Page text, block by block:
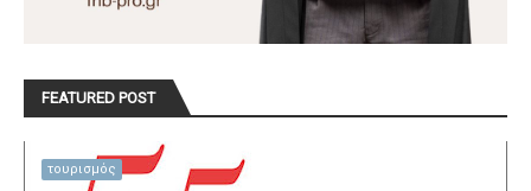
FEATURED POST
τουρισμός